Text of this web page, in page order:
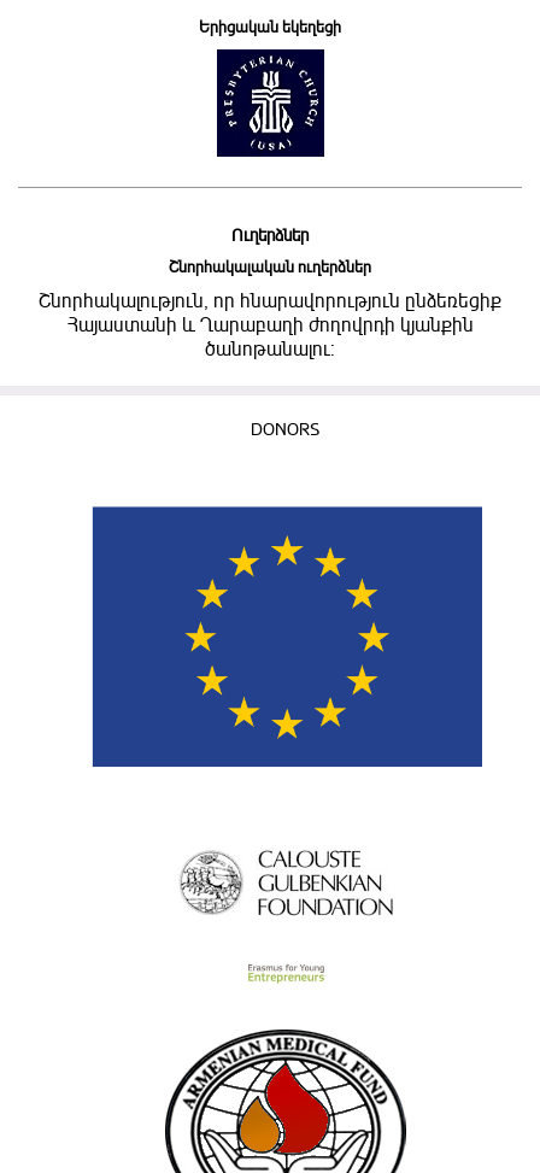
Երիցական եկեղեցի
Ուղերձներ
Շնորհակալական ուղերձներ
Շնորհակալություն, որ հնարավորություն ընձեռեցիք
Հայաստանի և Ղարաբաղի ժողովրդի կյանքին
ծանոթանալու:
DONORS